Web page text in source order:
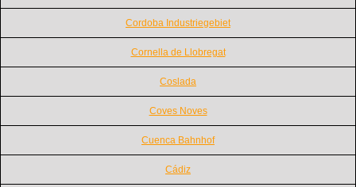
Cordoba Industriegebiet
Cornella de Llobregat
Coslada
Coves Noves
Cuenca Bahnhof
Cádiz